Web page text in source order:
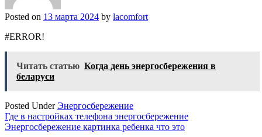
Posted on 13 марта 2024 by lacomfort
#ERROR!
Читать статью Когда день энергосбережения в
беларуси
Posted UnderЭнергосбережение
Навигация
Где в настройках телефона энергосбережение
Энергосбережение картинка ребенка что это